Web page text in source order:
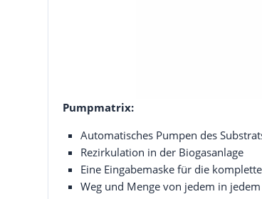
Pumpmatrix:
Automatisches Pumpen des
Rezirkulation in der Biogasanlage
Eine Eingabemaske für die
Weg und Menge von jedem in